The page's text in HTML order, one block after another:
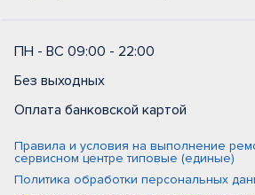
ПН - ВС 09:00 - 22:00
Без выходных
Оплата банковской картой
Правила и условия на выполнение
сервисном центре типовые (единые)
Политика обработки персональных